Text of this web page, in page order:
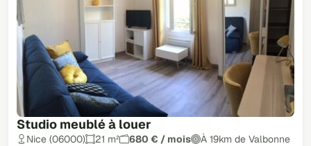
Studio meublé à louer
Nice (06000) 21 m² 680 € / mois À 19km de Valbonne